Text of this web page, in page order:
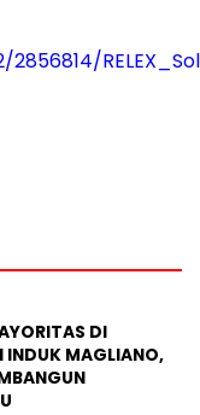
DI
INDUK MAGLIANO,